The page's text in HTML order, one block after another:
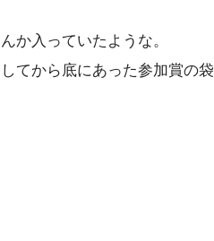
か入っていたような。
てから底にあった参加賞の袋